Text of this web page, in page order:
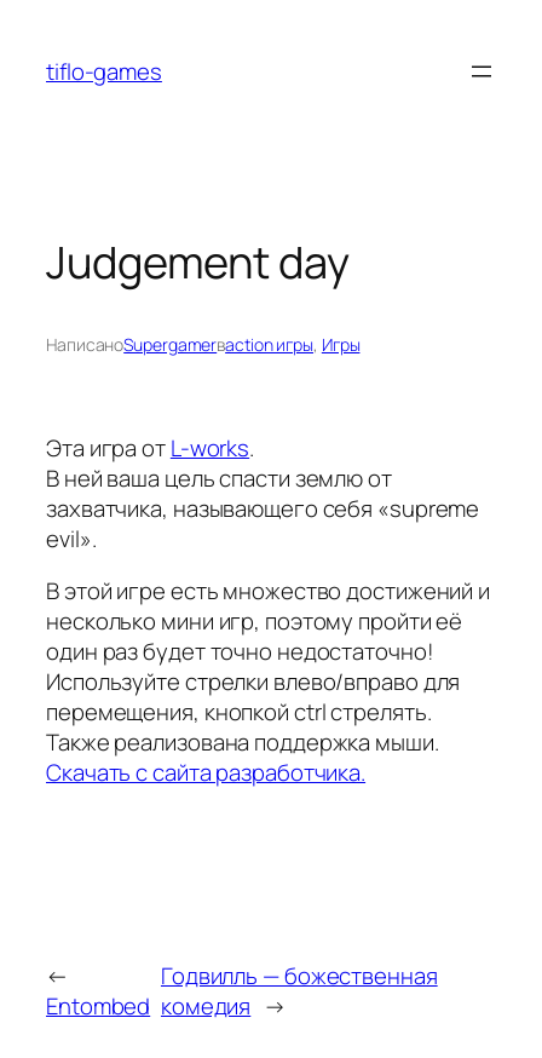
содержимому
tiflo-games
Judgement day
НаписаноSupergamerвaction игры, Игры
Эта игра отL-works.
В ней ваша цель спасти землю от
захватчика, называющего себя «supreme
evil».
В этой игре есть множество достижений и
несколько мини игр, поэтому пройти её
один раз будет точно недостаточно!
Используйте стрелки влево/вправо для
перемещения, кнопкой ctrl стрелять.
Также реализована поддержка мыши.
Скачать с сайта разработчика.
←
Entombed
Годвилль — божественная
комедия →